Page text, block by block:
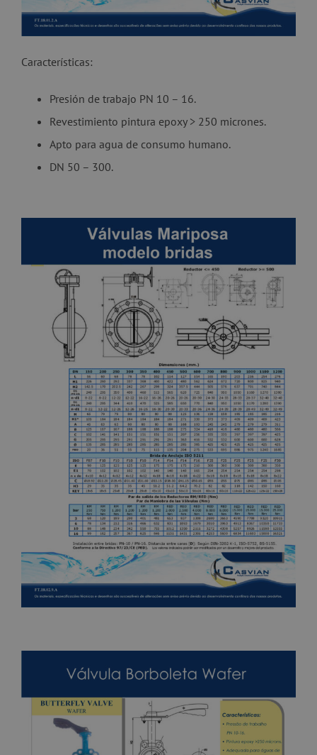
Características:
Presión de trabajo PN 10 – 16.
Revestimiento pintura epoxy > 250 micrones.
Apto para agua de consumo humano.
DN 50 – 300.